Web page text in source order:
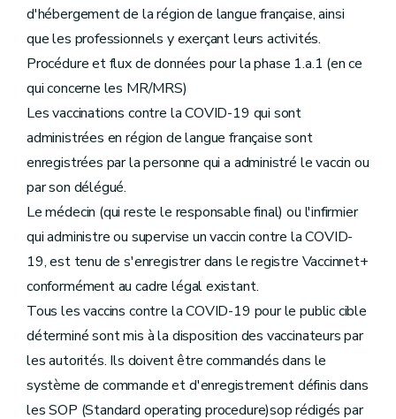
d'hébergement de la région de langue française, ainsi
que les professionnels y exerçant leurs activités.
Procédure et flux de données pour la phase 1.a.1 (en ce
qui concerne les MR/MRS)
Les vaccinations contre la COVID-19 qui sont
administrées en région de langue française sont
enregistrées par la personne qui a administré le vaccin ou
par son délégué.
Le médecin (qui reste le responsable final) ou l'infirmier
qui administre ou supervise un vaccin contre la COVID-
19, est tenu de s'enregistrer dans le registre Vaccinnet+
conformément au cadre légal existant.
Tous les vaccins contre la COVID-19 pour le public cible
déterminé sont mis à la disposition des vaccinateurs par
les autorités. Ils doivent être commandés dans le
système de commande et d'enregistrement définis dans
les SOP (Standard operating procedure)sop rédigés par